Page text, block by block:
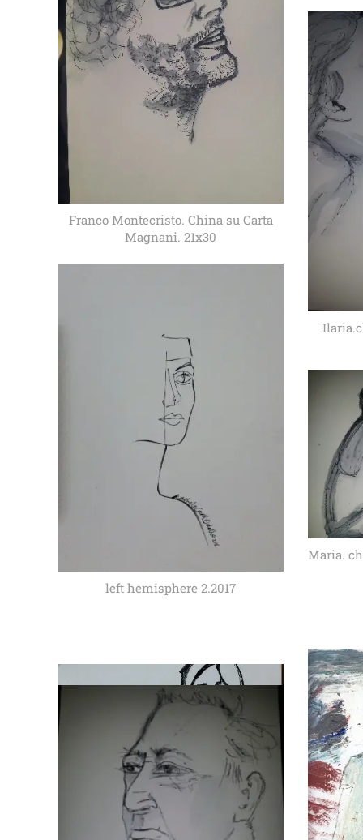
Franco Montecristo. China su Carta
Magnani. 21x30
left hemisphere 2.2017
Maria.